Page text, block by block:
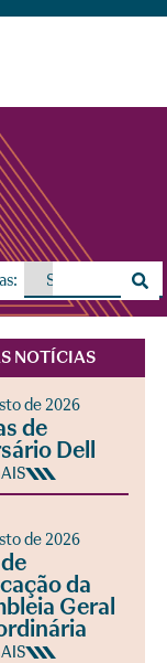
NOTÍCIAS
de 2026
de
Dell
de 2026
da
Geral